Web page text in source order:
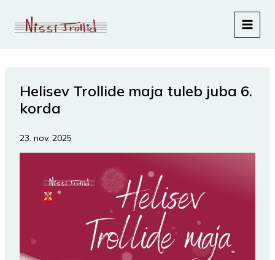
content
Helisev Trollide maja tuleb juba 6.
korda
23. nov. 2025